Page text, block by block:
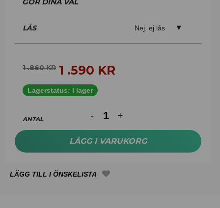
LÅS Nej, ej lås
1 .860KR 1 .590 KR
Lagerstatus: I lager
ANTAL
LÄGG I VARUKORG